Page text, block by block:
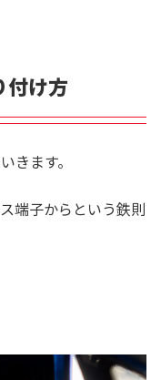
付け方
きます。
端子からという鉄則